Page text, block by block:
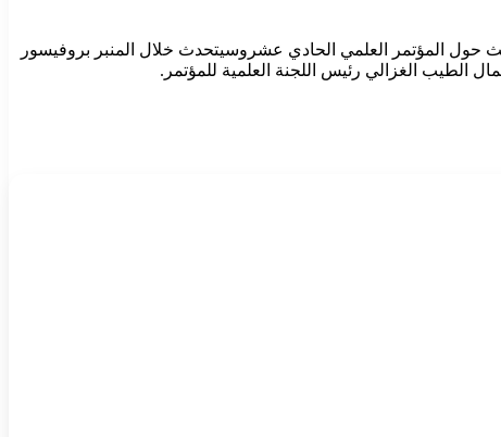
حول المؤتمر العلمي الحادي عشروسيتحدث خلال المنبر بروفيسور
الطيب الغزالي رئيس اللجنة العلمية للمؤتمر.